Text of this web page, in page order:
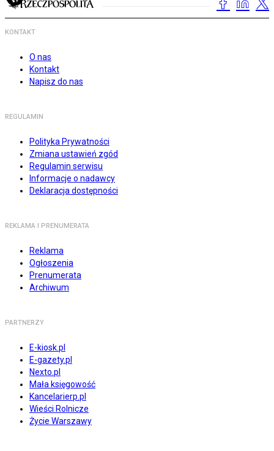
KONTAKT
O nas
Kontakt
Napisz do nas
REGULAMIN
Polityka Prywatności
Zmiana ustawień zgód
Regulamin serwisu
Informacje o nadawcy
Deklaracja dostępności
REKLAMA I PRENUMERATA
Reklama
Ogłoszenia
Prenumerata
Archiwum
PARTNERZY
E-kiosk.pl
E-gazety.pl
Nexto.pl
Mała księgowość
Kancelarierp.pl
Wieści Rolnicze
Życie Warszawy